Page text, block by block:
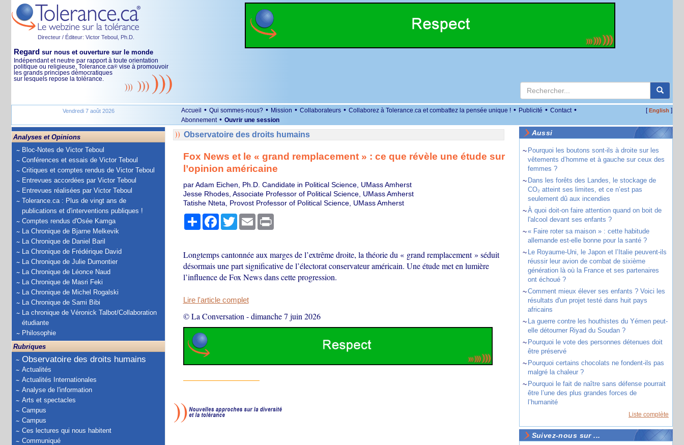
Directeur / Éditeur: Victor Teboul, Ph.D.
Regard sur nous et ouverture sur le monde
Indépendant et neutre par rapport à toute orientation
politique ou religieuse, Tolerance.ca® vise à promouvoir
les grands principes démocratiques
sur lesquels repose la tolérance.
Vendredi 7 août 2026 Accueil • Qui sommes-nous? • Mission • Collaborateurs • Collaborez à Tolerance.ca et combattez la pensée unique ! • Publicité • Contact •
Abonnement • Ouvrir une session
[English ]
Analyses et Opinions
Bloc-Notes de Victor Teboul
Conférences et essais de Victor Teboul
Critiques et comptes rendus de Victor Teboul
Entrevues accordées par Victor Teboul
Entrevues réalisées par Victor Teboul
Tolerance.ca : Plus de vingt ans de
publications et d'interventions publiques !
Comptes rendus d'Osée Kamga
La Chronique de Bjarne Melkevik
La Chronique de Daniel Baril
La Chronique de Frédérique David
La Chronique de Julie Dumontier
La Chronique de Léonce Naud
La Chronique de Masri Feki
La Chronique de Michel Rogalski
La Chronique de Sami Bibi
La chronique de Véronick Talbot/Collaboration
étudiante
Philosophie
Rubriques
Observatoire des droits humains
Actualités
Actualités Internationales
Analyse de l'information
Arts et spectacles
Campus
Campus
Ces lectures qui nous habitent
Communiqué
Observatoire des droits humains
Fox News et le « grand remplacement » : ce que révèle une étude sur
l’opinion américaine
par Adam Eichen, Ph.D. Candidate in Political Science, UMass Amherst
Jesse Rhodes, Associate Professor of Political Science, UMass Amherst
Tatishe Nteta, Provost Professor of Political Science, UMass Amherst
PartagerFacebook
TwitterEmail Print
Longtemps cantonnée aux marges de l’extrême droite, la théorie du « grand remplacement » séduit
désormais une part significative de l’électorat conservateur américain. Une étude met en lumière
l’influence de Fox News dans cette progression.
Lire l'article complet
© La Conversation -dimanche 7 juin 2026
Aussi
~ Pourquoi les boutons sont-ils à droite sur les
vêtements d’homme et à gauche sur ceux des
femmes ?
~ Dans les forêts des Landes, le stockage de
CO₂ atteint ses limites, et ce n’est pas
seulement dû aux incendies
~À quoi doit-on faire attention quand on boit de
l'alcool devant ses enfants ?
~« Faire roter sa maison » : cette habitude
allemande est-elle bonne pour la santé ?
~ Le Royaume-Uni, le Japon et l’Italie peuvent-ils
réussir leur avion de combat de sixième
génération là où la France et ses partenaires
ont échoué ?
~Comment mieux élever ses enfants ? Voici les
résultats d'un projet testé dans huit pays
africains
~ La guerre contre les houthistes du Yémen peut-
elle détourner Riyad du Soudan ?
~ Pourquoi le vote des personnes détenues doit
être préservé
~ Pourquoi certains chocolats ne fondent-ils pas
malgré la chaleur ?
~ Pourquoi le fait de naître sans défense pourrait
être l’une des plus grandes forces de
l’humanité
Liste complète
Suivez-nous sur ...